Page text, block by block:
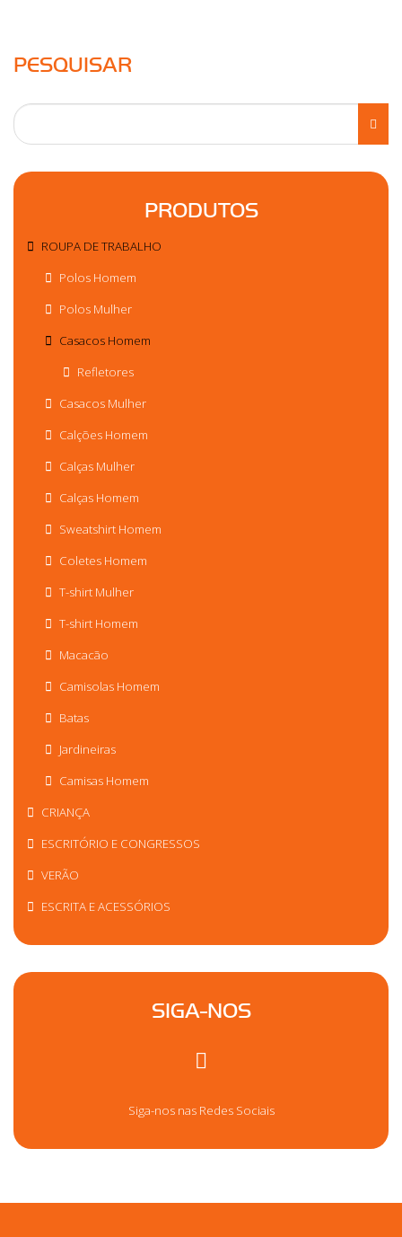
PESQUISAR
PRODUTOS
ROUPA DE TRABALHO
Polos Homem
Polos Mulher
Casacos Homem
Refletores
Casacos Mulher
Calções Homem
Calças Mulher
Calças Homem
Sweatshirt Homem
Coletes Homem
T-shirt Mulher
T-shirt Homem
Macacão
Camisolas Homem
Batas
Jardineiras
Camisas Homem
CRIANÇA
ESCRITÓRIO E CONGRESSOS
VERÃO
ESCRITA E ACESSÓRIOS
SIGA-NOS
Siga-nos nas Redes Sociais